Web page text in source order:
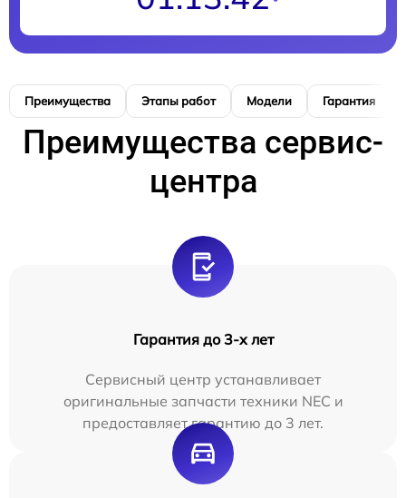
Преимущества Этапы работ Модели Гарантия
Преимущества сервис-
центра
Гарантия до 3-х лет
Сервисный центр устанавливает
оригинальные запчасти техники NEC и
предоставляет гарантию до 3 лет.